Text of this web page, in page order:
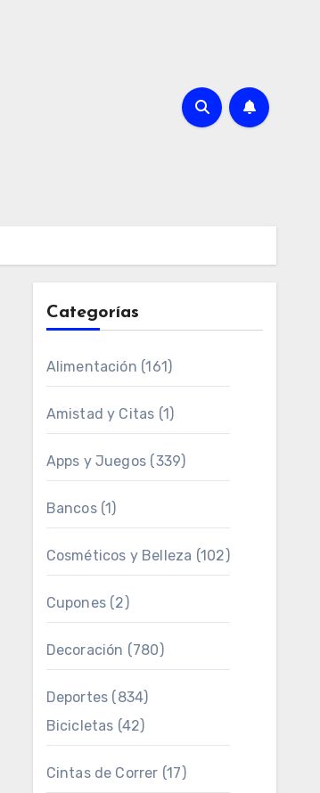
Categorías
Alimentación (161)
Amistad y Citas (1)
Apps y Juegos (339)
Bancos(1)
Cosméticos y Belleza (102)
Cupones(2)
Decoración (780)
Deportes (834)
Bicicletas (42)
Cintas de Correr (17)